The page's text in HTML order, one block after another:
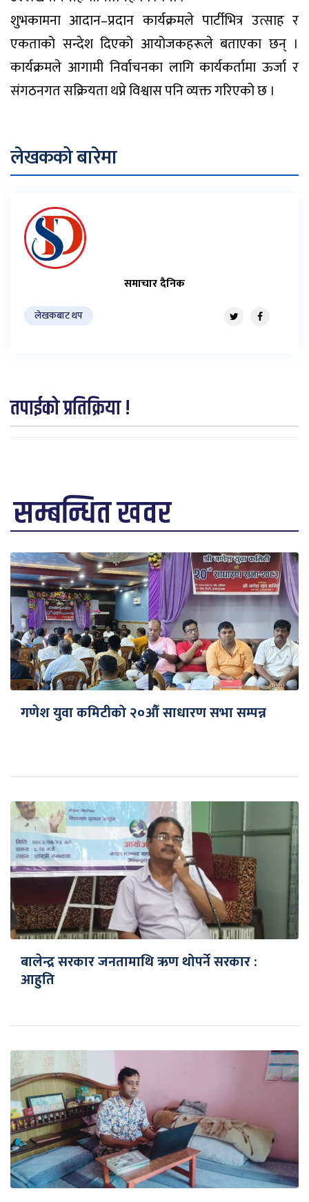
शुभकामना आदान–प्रदान कार्यक्रमले पार्टीभित्र उत्साह र
एकताको सन्देश दिएको आयोजकहरूले बताएका छन् ।
कार्यक्रमले आगामी निर्वाचनका लागि कार्यकर्तामा ऊर्जा र
संगठनगत सक्रियता थप्ने विश्वास पनि व्यक्त गरिएको छ ।
लेखकको बारेमा
समाचार दैनिक
लेखकबाट थप
तपाईको प्रतिक्रिया !
सम्बन्धित खवर
गणेश युवा कमिटीको २०औँ साधारण सभा सम्पन्न
बालेन्द्र सरकार जनतामाथि ऋण थोपर्ने सरकार :
आहुति